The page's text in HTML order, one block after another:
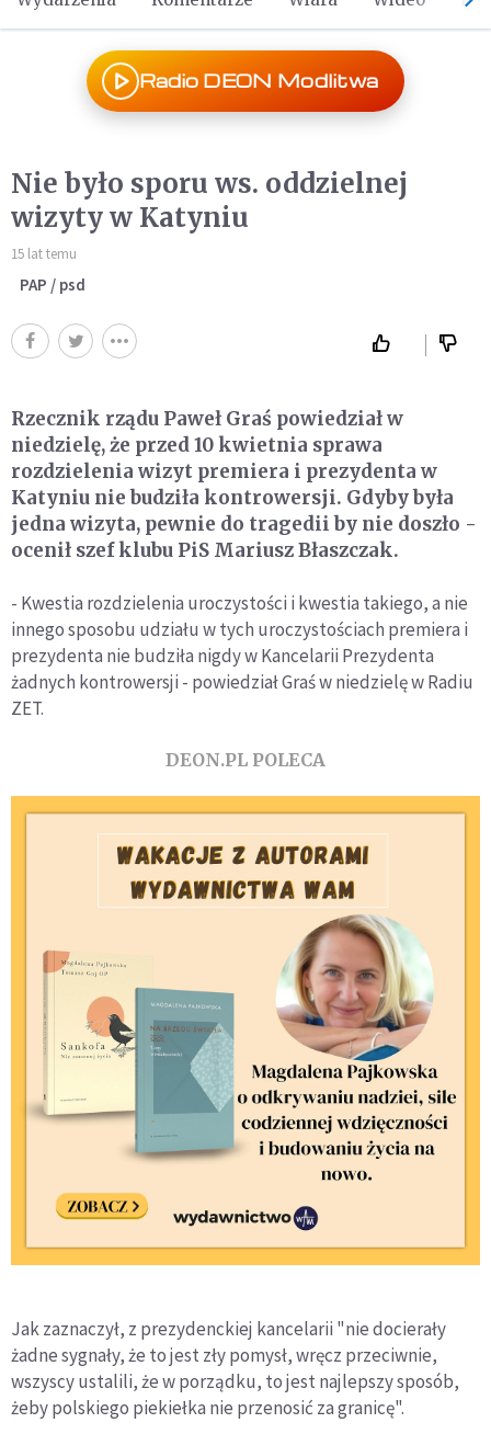
Radio DEON Modlitwa
Nie było sporu ws. oddzielnej
wizyty w Katyniu
15 lat temu
PAP / psd
Rzecznik rządu Paweł Graś powiedział w
niedzielę, że przed 10 kwietnia sprawa
rozdzielenia wizyt premiera i prezydenta w
Katyniu nie budziła kontrowersji. Gdyby była
jedna wizyta, pewnie do tragedii by nie doszło -
ocenił szef klubu PiS Mariusz Błaszczak.
- Kwestia rozdzielenia uroczystości i kwestia takiego, a nie
innego sposobu udziału w tych uroczystościach premiera i
prezydenta nie budziła nigdy w Kancelarii Prezydenta
żadnych kontrowersji - powiedział Graś w niedzielę w Radiu
ZET.
DEON.PL POLECA
Jak zaznaczył, z prezydenckiej kancelarii "nie docierały
żadne sygnały, że to jest zły pomysł, wręcz przeciwnie,
wszyscy ustalili, że w porządku, to jest najlepszy sposób,
żeby polskiego piekiełka nie przenosić za granicę".